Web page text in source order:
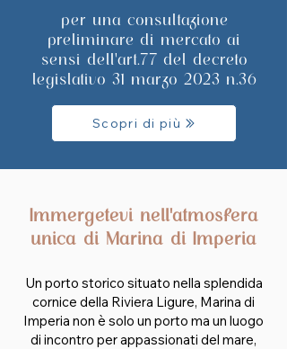
per una consultazione
preliminare di mercato ai
sensi dell'art.77 del decreto
legislativo 31 marzo 2023 n.36
Scopri di più
Immergetevi nell'atmosfera
unica di Marina di Imperia
Un porto storico situato nella splendida
cornice della Riviera Ligure, Marina di
Imperia non è solo un porto ma un luogo
di incontro per appassionati del mare,